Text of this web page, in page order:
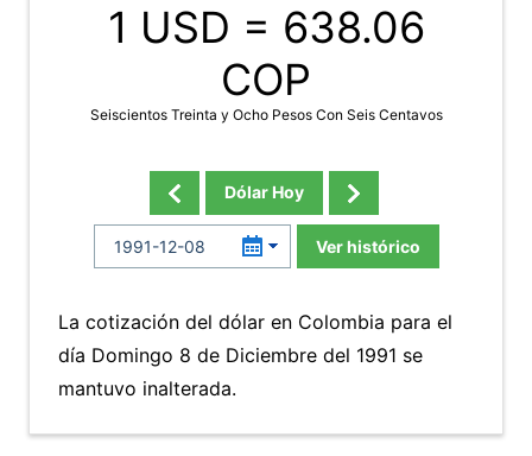
1 USD = 638.06
COP
Seiscientos Treinta y Ocho Pesos Con Seis Centavos
Dólar Hoy
Ver histórico
La cotización del dólar en Colombia para el
día Domingo 8 de Diciembre del 1991 se
mantuvo inalterada.